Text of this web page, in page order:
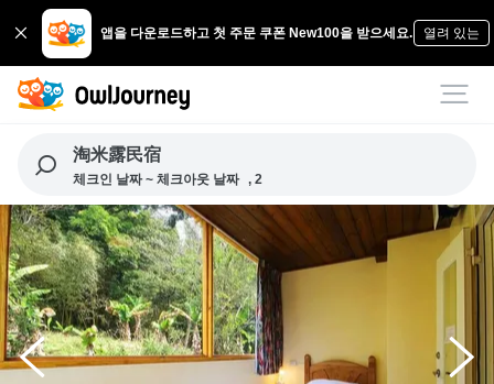
앱을 다운로드하고 첫 주문 쿠폰 New100을 받으세요. 열려 있는
淘米露民宿
체크인 날짜 ~ 체크아웃 날짜 , 2